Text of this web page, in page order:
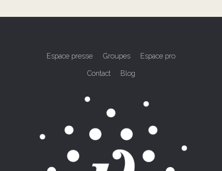
Espace presse Groupes Espace pro
Contact Blog